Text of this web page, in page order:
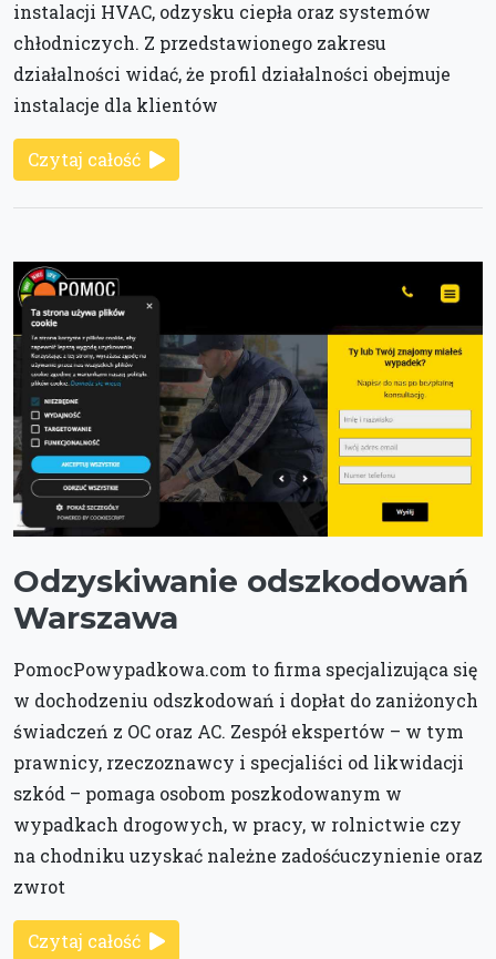
instalacji HVAC, odzysku ciepła oraz systemów
chłodniczych. Z przedstawionego zakresu
działalności widać, że profil działalności obejmuje
instalacje dla klientów
Czytaj całość
Odzyskiwanie odszkodowań
Warszawa
PomocPowypadkowa.com to firma specjalizująca się
w dochodzeniu odszkodowań i dopłat do zaniżonych
świadczeń z OC oraz AC. Zespół ekspertów – w tym
prawnicy, rzeczoznawcy i specjaliści od likwidacji
szkód – pomaga osobom poszkodowanym w
wypadkach drogowych, w pracy, w rolnictwie czy
na chodniku uzyskać należne zadośćuczynienie oraz
zwrot
Czytaj całość